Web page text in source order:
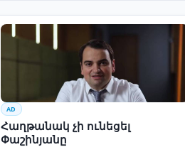
AD
Հաղթանակ չի ունեցել
Փաշինյանը